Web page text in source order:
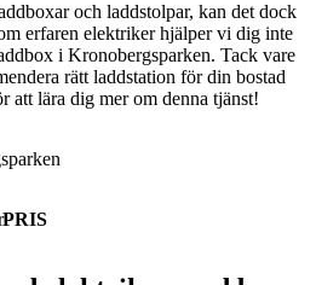
och laddstolpar, kan det dock
erfaren elektriker hjälper vi dig inte
i Kronobergsparken. Tack vare
rätt laddstation för din bostad
att lära dig mer om denna tjänst!